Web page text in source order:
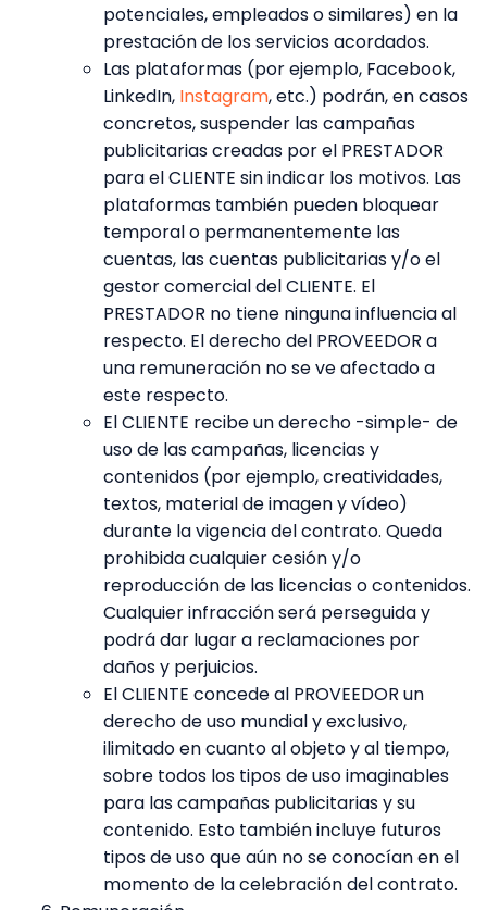
potenciales, empleados o similares) en la
prestación de los servicios acordados.
Las plataformas (por ejemplo, Facebook,
LinkedIn, Instagram, etc.) podrán, en casos
concretos, suspender las campañas
publicitarias creadas por el PRESTADOR
para el CLIENTE sin indicar los motivos. Las
plataformas también pueden bloquear
temporal o permanentemente las
cuentas, las cuentas publicitarias y/o el
gestor comercial del CLIENTE. El
PRESTADOR no tiene ninguna influencia al
respecto. El derecho del PROVEEDOR a
una remuneración no se ve afectado a
este respecto.
El CLIENTE recibe un derecho -simple- de
uso de las campañas, licencias y
contenidos (por ejemplo, creatividades,
textos, material de imagen y vídeo)
durante la vigencia del contrato. Queda
prohibida cualquier cesión y/o
reproducción de las licencias o contenidos.
Cualquier infracción será perseguida y
podrá dar lugar a reclamaciones por
daños y perjuicios.
El CLIENTE concede al PROVEEDOR un
derecho de uso mundial y exclusivo,
ilimitado en cuanto al objeto y al tiempo,
sobre todos los tipos de uso imaginables
para las campañas publicitarias y su
contenido. Esto también incluye futuros
tipos de uso que aún no se conocían en el
momento de la celebración del contrato.